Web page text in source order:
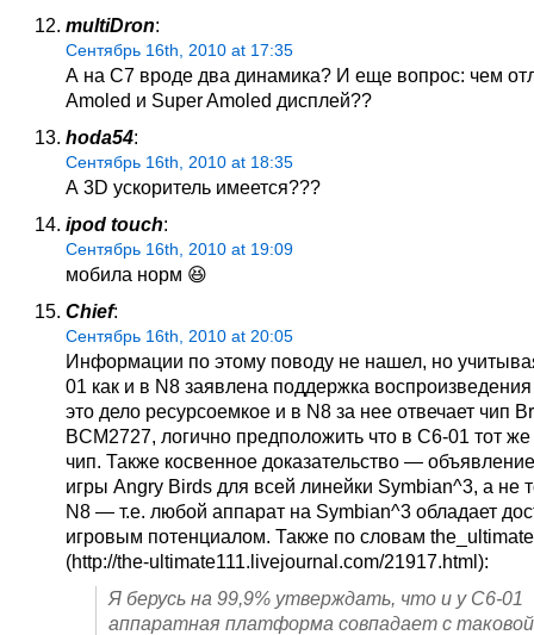
multiDron:
Сентябрь 16th, 2010 at 17:35
А на С7 вроде два динамика? И еще вопрос: чем
Amoled и Super Amoled дисплей??
hoda54:
Сентябрь 16th, 2010 at 18:35
А 3D ускоритель имеется???
ipod touch:
Сентябрь 16th, 2010 at 19:09
мобила норм 😆
Chief:
Сентябрь 16th, 2010 at 20:05
Информации по этому поводу не нашел, но
01 как и в N8 заявлена поддержка
это дело ресурсоемкое и в N8 за нее отвечает чип
BCM2727, логично предположить что в С6-01 тот
чип. Также косвенное доказательство —
игры Angry Birds для всей линейки Symbian^3, а не
N8 — т.е. любой аппарат на Symbian^3 обладает
игровым потенциалом. Также по словам
(http://the-ultimate111.livejournal.com/21917.html):
Я берусь на 99,9% утверждать, что и у C6-01
аппаратная платформа совпадает с